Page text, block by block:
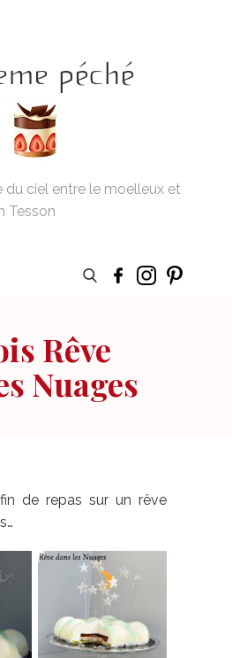
péché
du ciel entre le moelleux et
Tesson
Rêve
Nuages
de repas sur un rêve